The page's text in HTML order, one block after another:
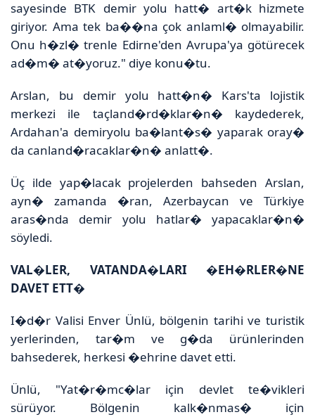
sayesinde BTK demir yolu hatt� art�k hizmete
giriyor. Ama tek ba��na çok anlaml� olmayabilir.
Onu h�zl� trenle Edirne'den Avrupa'ya götürecek
ad�m� at�yoruz." diye konu�tu.
Arslan, bu demir yolu hatt�n� Kars'ta lojistik
merkezi ile taçland�rd�klar�n� kaydederek,
Ardahan'a demiryolu ba�lant�s� yaparak oray�
da canland�racaklar�n� anlatt�.
Üç ilde yap�lacak projelerden bahseden Arslan,
ayn� zamanda �ran, Azerbaycan ve Türkiye
aras�nda demir yolu hatlar� yapacaklar�n�
söyledi.
VAL�LER, VATANDA�LARI �EH�RLER�NE
DAVET ETT�
I�d�r Valisi Enver Ünlü, bölgenin tarihi ve turistik
yerlerinden, tar�m ve g�da ürünlerinden
bahsederek, herkesi �ehrine davet etti.
Ünlü, "Yat�r�mc�lar için devlet te�vikleri
sürüyor. Bölgenin kalk�nmas� için